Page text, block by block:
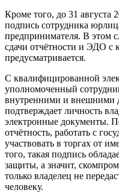
Кроме того, до 31 августа
подпись сотрудника
предпринимателя. В этом
сдачи отчётности и ЭДО с
предусматривается.
С квалифицированной
уполномоченный
внутренними и
подтверждает личность
электронные документы.
отчётность, работать с
участвовать в торгах от
того, такая подпись
защиты, а значит,
только владелец не
человеку.